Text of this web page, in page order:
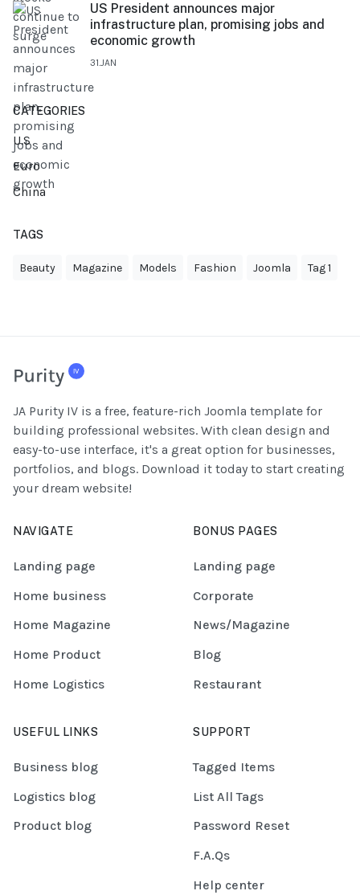
US President announces major
infrastructure plan, promising jobs and
economic growth
31.JAN
CATEGORIES
U.S
Euro
China
TAGS
Beauty Magazine Models Fashion Joomla Tag 1
JA Purity IV is a free, feature-rich Joomla template for
building professional websites. With clean design and
easy-to-use interface, it's a great option for businesses,
portfolios, and blogs. Download it today to start creating
your dream website!
NAVIGATE
Landing page
Home business
Home Magazine
Home Product
Home Logistics
BONUS PAGES
Landing page
Corporate
News/Magazine
Blog
Restaurant
USEFUL LINKS
Business blog
Logistics blog
Product blog
SUPPORT
Tagged Items
List All Tags
Password Reset
F.A.Qs
Help center